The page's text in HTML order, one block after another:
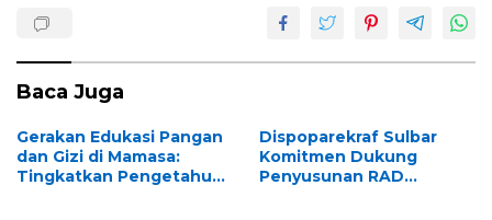
Baca Juga
Gerakan Edukasi Pangan
dan Gizi di Mamasa:
Tingkatkan Pengetahuan
Dispoparekraf Sulbar
Komitmen Dukung
Penyusunan RAD